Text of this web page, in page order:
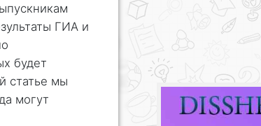
ГИА и
будет
статье мы
могут